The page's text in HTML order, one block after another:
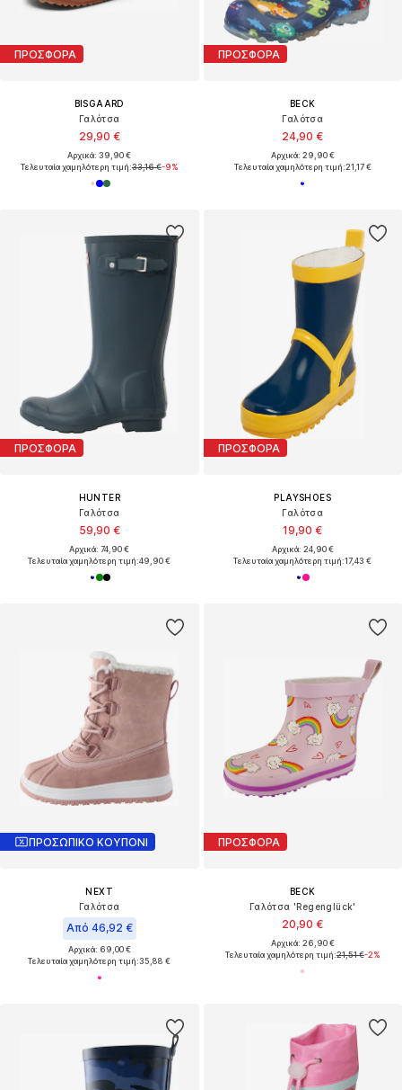
ΠΡΟΣΦΟΡΑ
BISGAARD
Γαλότσα
29,90 €
Αρχικά: 39,90 €
Τελευταία χαμηλότερη τιμή:33,16 €-9%
ΠΡΟΣΦΟΡΑ
BECK
Γαλότσα
24,90 €
Αρχικά: 29,90 €
Τελευταία χαμηλότερη τιμή:21,17 €
ΠΡΟΣΦΟΡΑ
HUNTER
Γαλότσα
59,90 €
Αρχικά: 74,90 €
Τελευταία χαμηλότερη τιμή:49,90 €
ΠΡΟΣΦΟΡΑ
PLAYSHOES
Γαλότσα
19,90 €
Αρχικά: 24,90 €
Τελευταία χαμηλότερη τιμή:17,43 €
ΠΡΟΣΩΠΙΚΟ ΚΟΥΠΟΝΙ
NEXT
Γαλότσα
Από 46,92 €
Αρχικά: 69,00 €
Τελευταία χαμηλότερη τιμή:35,88 €
ΠΡΟΣΦΟΡΑ
BECK
Γαλότσα 'Regenglück'
20,90 €
Αρχικά: 26,90 €
Τελευταία χαμηλότερη τιμή:21,51 €-2%